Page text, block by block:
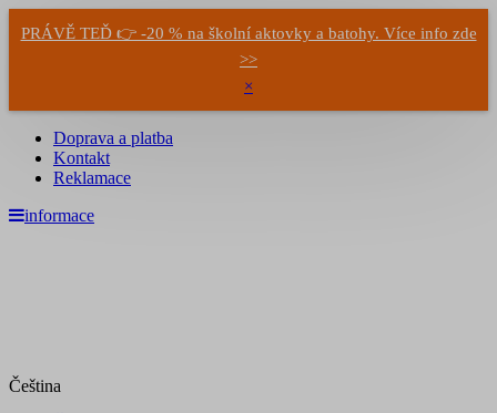
PRÁVĚ TEĎ 👉 -20 % na školní aktovky a batohy. Více info zde
>>
×
Doprava a platba
Kontakt
Reklamace
informace
Čeština